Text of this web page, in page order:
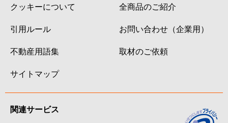
クッキーについて
引用ルール
不動産用語集
サイトマップ
全商品のご紹介
お問い合わせ（企業用）
取材のご依頼
関連サービス